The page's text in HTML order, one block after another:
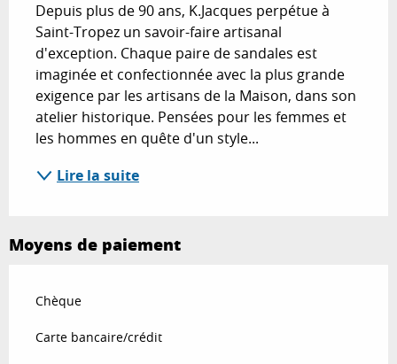
Depuis plus de 90 ans, K.Jacques perpétue à
Saint-Tropez un savoir-faire artisanal
d'exception. Chaque paire de sandales est
imaginée et confectionnée avec la plus grande
exigence par les artisans de la Maison, dans son
atelier historique. Pensées pour les femmes et
les hommes en quête d'un style...
Lire la suite
Moyens de paiement
Chèque
Carte bancaire/crédit